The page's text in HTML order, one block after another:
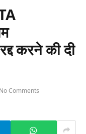
करने की दी
No Comments